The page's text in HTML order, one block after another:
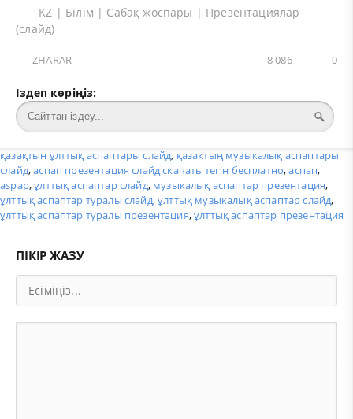
KZ | Білім | Сабақ жоспары | Презентациялар
(слайд)
ZHARAR 0
8 086
Іздеп көріңіз:
қазақтың ұлттық аспаптары слайд, қазақтың музыкалық аспаптары
слайд,аспап презентация слайд скачать тегін бесплатно,аспап,
aspap,ұлттық аспаптар слайд, музыкалық аспаптар презентация,
ұлттық аспаптар туралы слайд,ұлттық музыкалық аспаптар слайд,
ұлттық аспаптар туралы презентация,ұлттық аспаптар презентация
ПІКІР ЖАЗУ